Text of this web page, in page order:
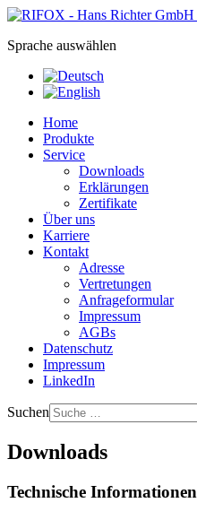
Sprache auswählen
Home
Produkte
Service
Downloads
Erklärungen
Zertifikate
Über uns
Karriere
Kontakt
Adresse
Vertretungen
Anfrageformular
Impressum
AGBs
Datenschutz
Impressum
LinkedIn
Suchen
Downloads
Technische Informationen